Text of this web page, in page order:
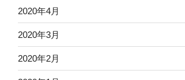
2020年4月
2020年3月
2020年2月